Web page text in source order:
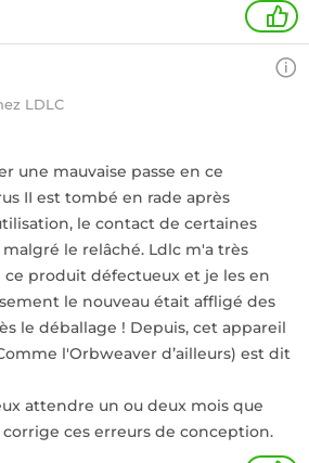
1
LDLC
une mauvaise passe en ce
II est tombé en rade après
le contact de certaines
le relâché. Ldlc m'a très
produit défectueux et je les en
le nouveau était affligé des
le déballage ! Depuis, cet appareil
l'Orbweaver d’ailleurs) est dit
attendre un ou deux mois que
ces erreurs de conception.